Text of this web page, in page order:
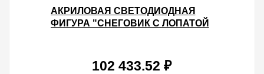
АКРИЛОВАЯ СВЕТОДИОДНАЯ
ФИГУРА "СНЕГОВИК С ЛОПАТОЙ
102 433.52 ₽